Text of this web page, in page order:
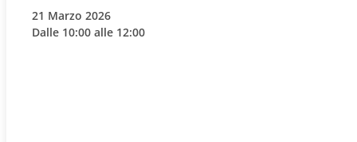
21 Marzo 2026
Dalle 10:00 alle 12:00